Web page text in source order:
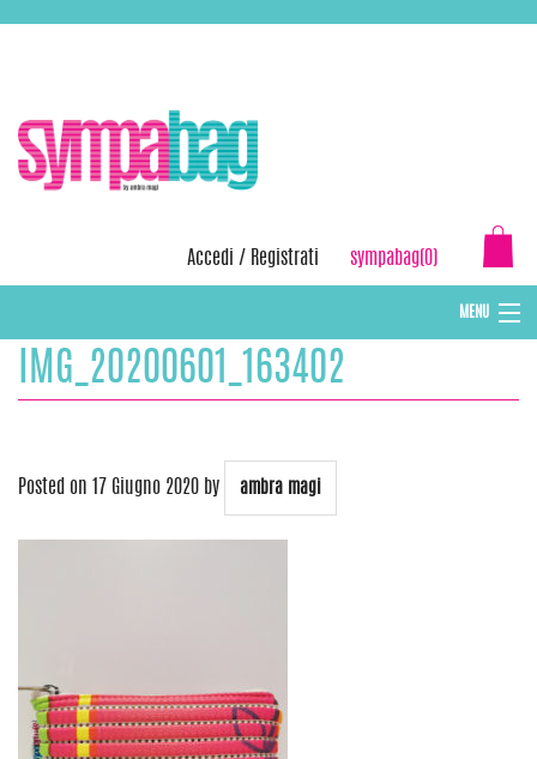
Accedi / Registrati sympabag(0)
MENU
CAPPELLI INVERNALI DONNA
IMG_20200601_163402
Posted on 17 Giugno 2020 by ambra magi